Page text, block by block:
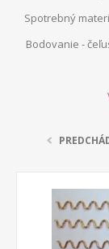
Spotrebný
Bodovanie -